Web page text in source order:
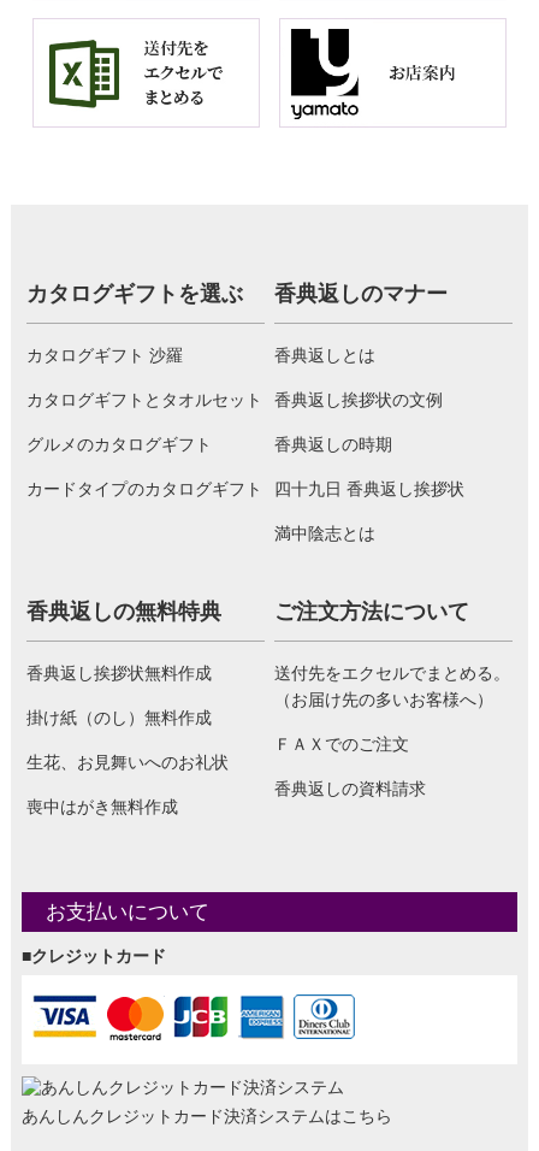
カタログギフトを選ぶ
カタログギフト 沙羅
カタログギフトとタオルセット
グルメのカタログギフト
カードタイプのカタログギフト
香典返しのマナー
香典返しとは
香典返し挨拶状の文例
香典返しの時期
四十九日 香典返し挨拶状
満中陰志とは
香典返しの無料特典
香典返し挨拶状無料作成
掛け紙（のし）無料作成
生花、お見舞いへのお礼状
喪中はがき無料作成
ご注文方法について
送付先をエクセルでまとめる。
（お届け先の多いお客様へ）
ＦＡＸでのご注文
香典返しの資料請求
お支払いについて
■クレジットカード
あんしんクレジットカード決済システムはこちら